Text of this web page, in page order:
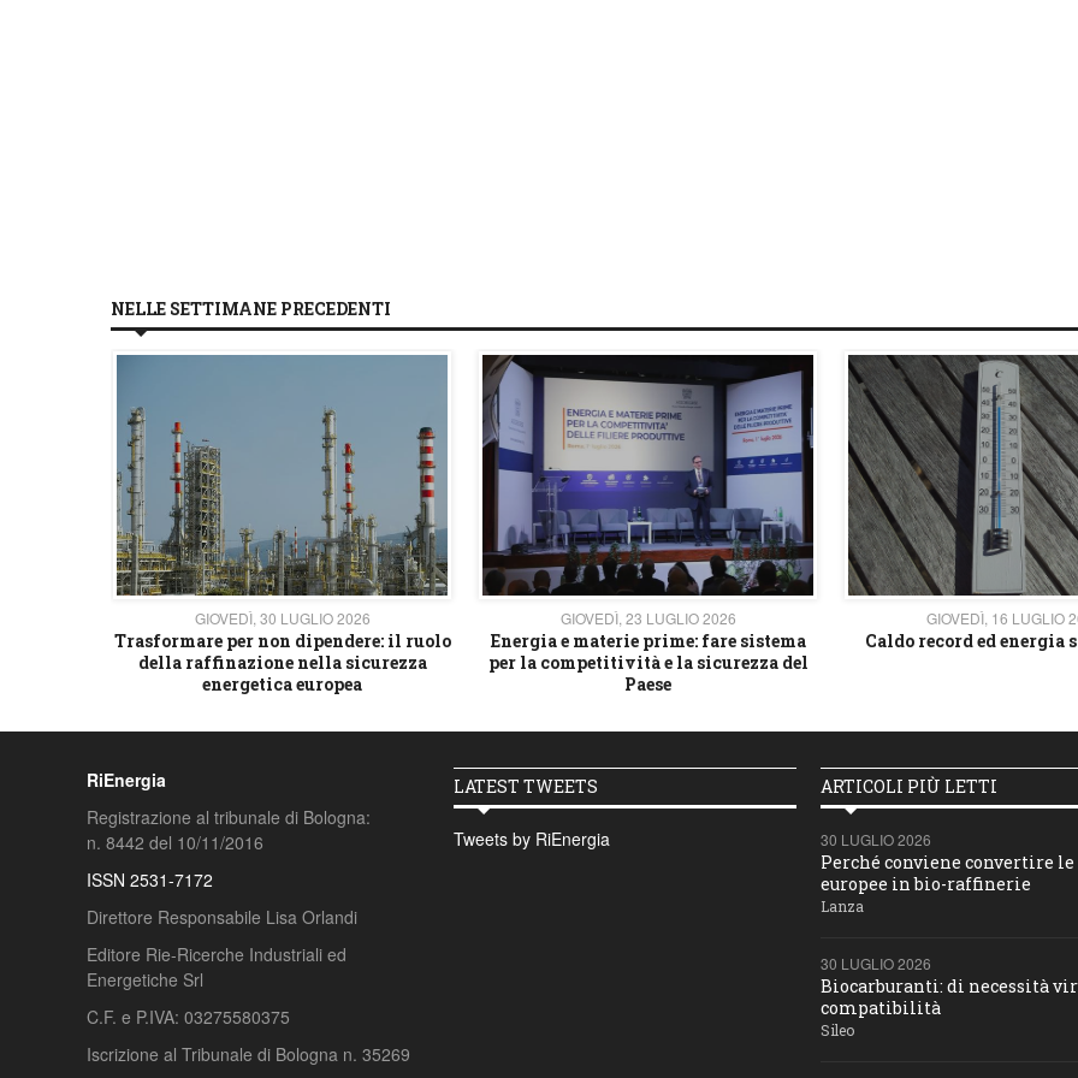
NELLE SETTIMANE PRECEDENTI
GIOVEDÌ, 30 LUGLIO 2026
Trasformare per non dipendere: il ruolo
della raffinazione nella sicurezza
energetica europea
GIOVEDÌ, 23 LUGLIO 2026
Energia e materie prime: fare sistema
per la competitività e la sicurezza del
Paese
GIOVEDÌ, 16 LUGLIO
Caldo record ed energia
RiEnergia
Registrazione al tribunale di Bologna:
n. 8442 del 10/11/2016
ISSN 2531-7172
Direttore Responsabile Lisa Orlandi
Editore Rie-Ricerche Industriali ed
Energetiche Srl
C.F. e P.IVA: 03275580375
Iscrizione al Tribunale di Bologna n. 35269
LATEST TWEETS
Tweets by RiEnergia
ARTICOLI PIÙ LETTI
30 LUGLIO 2026
Perché conviene convertire
europee in bio-raffinerie
Lanza
30 LUGLIO 2026
Biocarburanti: di necessità
compatibilità
Sileo